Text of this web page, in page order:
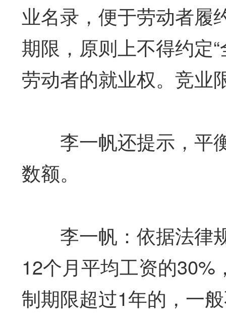
业名录，便于劳动者履
期限，原则上不得约定
劳动者的就业权。竞业
李一帆还提示，平
数额。
李一帆：依据法律
12个月平均工资的
制期限超过1年的，一